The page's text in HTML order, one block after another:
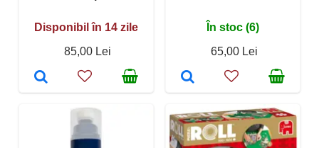
Disponibil în 14 zile
85,00 Lei
În stoc (6)
65,00 Lei